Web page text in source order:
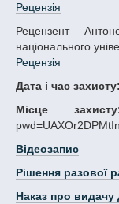
Рецензія
Рецензент – Антоненко Світлана Валентинівна, канд .тех. наук,. доцент, доцент кафедри математичного забезпечення ЕОМ Дніпровського
національного
Рецензія
Дата і час захисту:
Місце
Відеозапис
Рішення разової
Наказ про